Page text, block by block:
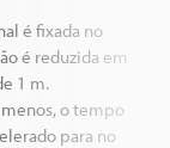
é fixada no
é reduzida em
1 m.
o tempo
para no